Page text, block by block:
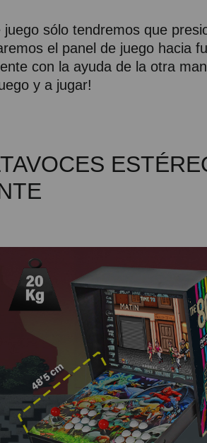
sólo tendremos que
el panel de juego hacia
con la ayuda de la otra
y a jugar!